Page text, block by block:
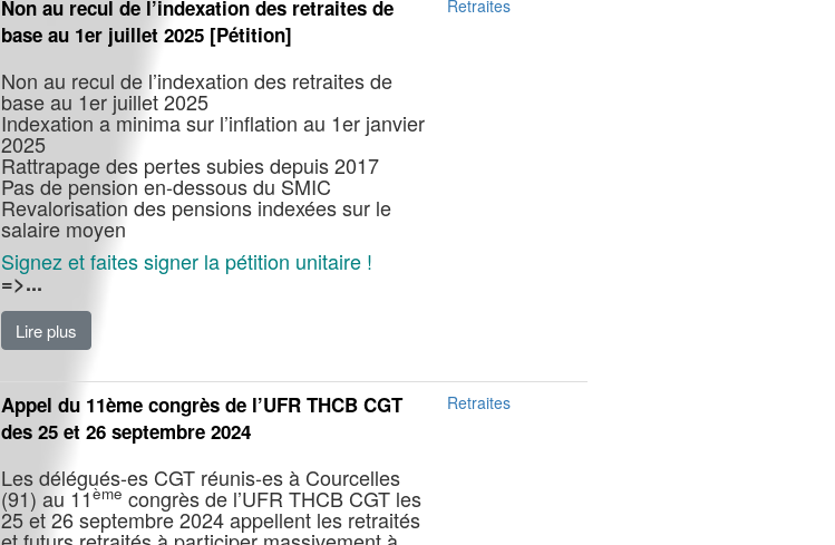
Non au recul de l’indexation des retraites de
base au 1er juillet 2025 [Pétition]
Non au recul de l’indexation des retraites de
base au 1er juillet 2025
Indexation a minima sur l’inflation au 1er janvier
2025
Rattrapage des pertes subies depuis 2017
Pas de pension en-dessous du SMIC
Revalorisation des pensions indexées sur le
salaire moyen
Signez et faites signer la pétition unitaire !
=>...
Lire plus
Retraites
Appel du 11ème congrès de l’UFR THCB CGT
des 25 et 26 septembre 2024
Les délégués-es CGT réunis-es à Courcelles
(91) au 11ème congrès de l’UFR THCB CGT les
25 et 26 septembre 2024 appellent les retraités
Retraites